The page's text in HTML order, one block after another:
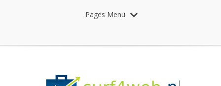
Pages Menu